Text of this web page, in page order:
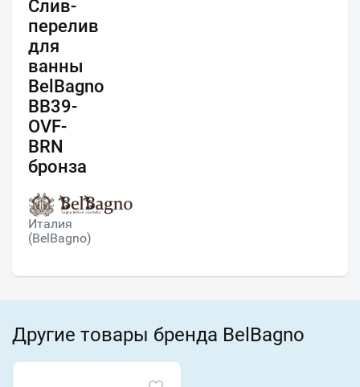
Слив-
перелив
для
ванны
BelBagno
BB39-
OVF-
BRN
бронза
Италия
(BelBagno)
Другие товары бренда BelBagno